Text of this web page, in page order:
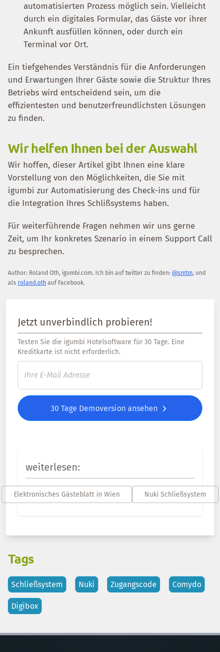
automatisierten Prozess möglich sein. Vielleicht
durch ein digitales Formular, das Gäste vor ihrer
Ankunft ausfüllen können, oder durch ein
Terminal vor Ort.
Ein tiefgehendes Verständnis für die Anforderungen
und Erwartungen Ihrer Gäste sowie die Struktur Ihres
Betriebs wird entscheidend sein, um die
effizientesten und benutzerfreundlichsten Lösungen
zu finden.
Wir helfen Ihnen bei der Auswahl
Wir hoffen, dieser Artikel gibt Ihnen eine klare
Vorstellung von den Möglichkeiten, die Sie mit
igumbi zur Automatisierung des Check-ins und für
die Integration Ihres Schlißsystems haben.
Für weiterführende Fragen nehmen wir uns gerne
Zeit, um Ihr konkretes Szenario in einem Support Call
zu besprechen.
Author: Roland Oth, igumbi.com. Ich bin auf twitter zu finden: @smtm, und
als roland.oth auf Facebook.
Jetzt unverbindlich probieren!
Testen Sie die igumbi Hotelsoftware für 30 Tage. Eine
Kreditkarte ist nicht erforderlich.
30 Tage Demoversion ansehen
weiterlesen:
Elektronisches Gästeblatt in Wien Nuki Schließsystem
Tags
Schließsystem Nuki Zugangscode Comydo
Digibox